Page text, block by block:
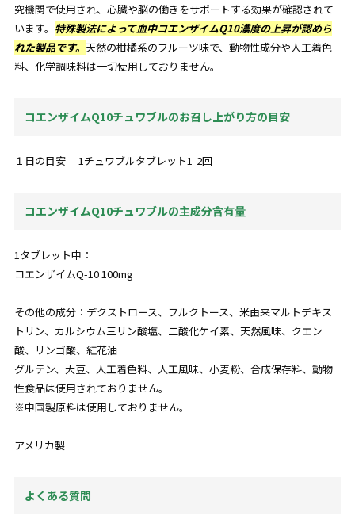
究機関で使用され、心臓や脳の働きをサポートする効果が確認されて
います。 特殊製法によって血中コエンザイムQ10濃度の上昇が認めら
れた製品です。 天然の柑橘系のフルーツ味で、動物性成分や人工着色
料、化学調味料は一切使用しておりません。
コエンザイムQ10チュワブルのお召し上がり方の目安
１日の目安 1チュワブルタブレット1-2回
コエンザイムQ10チュワブルの主成分含有量
1タブレット中：
コエンザイムQ-10 100mg
その他の成分：デクストロース、フルクトース、米由来マルトデキス
トリン、カルシウム三リン酸塩、二酸化ケイ素、天然風味、クエン
酸、リンゴ酸、紅花油
グルテン、大豆、人工着色料、人工風味、小麦粉、合成保存料、動物
性食品は使用されておりません。
※中国製原料は使用しておりません。
アメリカ製
よくある質問